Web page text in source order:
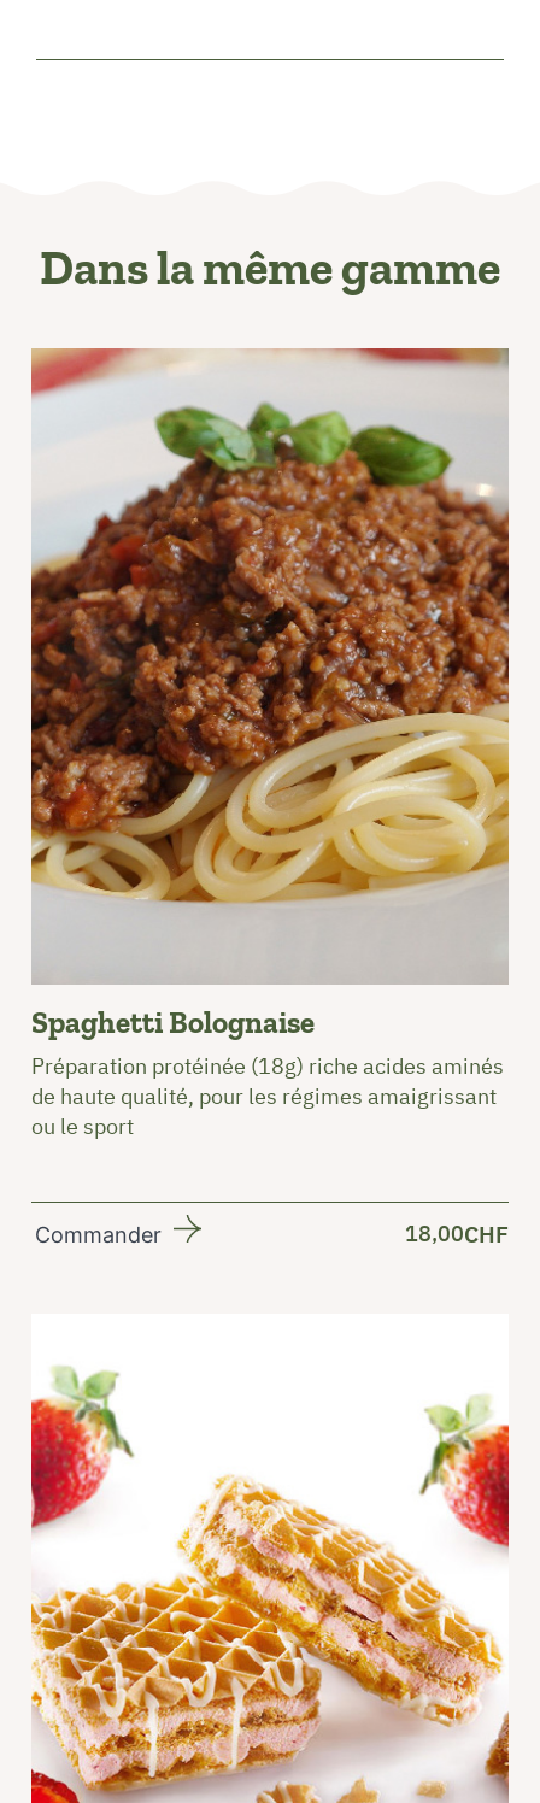
Dans la même gamme
Spaghetti Bolognaise
Préparation protéinée (18g) riche acides aminés
de haute qualité, pour les régimes amaigrissant
ou le sport
Commander 18,00CHF